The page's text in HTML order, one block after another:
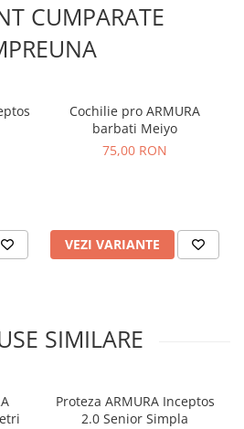
🥊🔥
CUMPARATE
Cochilie pro ARMURA
barbati Meiyo
75,00 RON
VEZI VARIANTE
SIMILARE
Proteza ARMURA Inceptos
2.0 Senior Simpla